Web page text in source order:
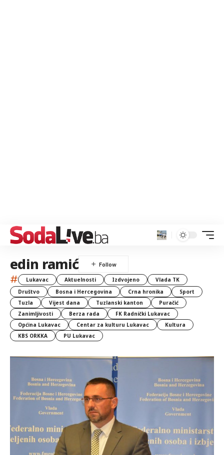
edin ramić
# Lukavac Aktuelnosti Izdvojeno
Vlada TK
Društvo
Bosna i Hercegovina Crna hronika
Sport
Tuzla
Vijest dana Tuzlanski kanton
Puračić
Zanimljivosti
Berza rada
FK Radnički Lukavac
Općina Lukavac
Centar za kulturu Lukavac
Kultura
KBS ORKKA
PU Lukavac